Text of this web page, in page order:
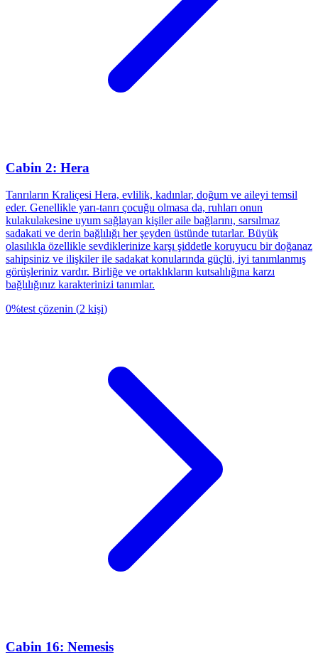
Cabin 2: Hera
Tanrıların Kraliçesi Hera, evlilik, kadınlar, doğum ve aileyi temsil
eder. Genellikle yarı-tanrı çocuğu olmasa da, ruhları onun
kulakulakesine uyum sağlayan kişiler aile bağlarını, sarsılmaz
sadakati ve derin bağlılığı her şeyden üstünde tutarlar. Büyük
olasılıkla özellikle sevdiklerinize karşı şiddetle koruyucu bir doğanaz
sahipsiniz ve ilişkiler ile sadakat konularında güçlü, iyi tanımlanmış
görüşleriniz vardır. Birliğe ve ortaklıkların kutsalılığına karzı
bağlılığınız karakterinizi tanımlar.
0%test çözenin (2 kişi)
Cabin 16: Nemesis